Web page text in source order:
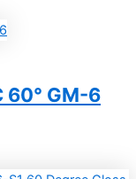
60° GM-6